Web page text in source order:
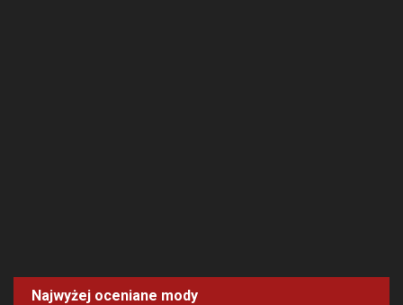
Najwyżej oceniane mody